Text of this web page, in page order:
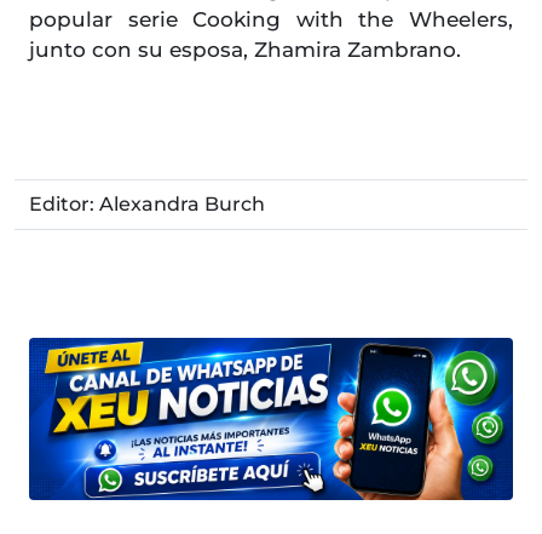
popular serie Cooking with the Wheelers,
junto con su esposa, Zhamira Zambrano.
Editor: Alexandra Burch